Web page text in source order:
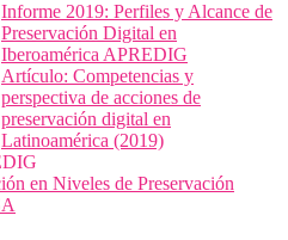
Informe 2019: Perfiles y Alcance de
Preservación Digital en
Iberoamérica APREDIG
Artículo: Competencias y
perspectiva de acciones de
preservación digital en
Latinoamérica (2019)
en Niveles de Preservación